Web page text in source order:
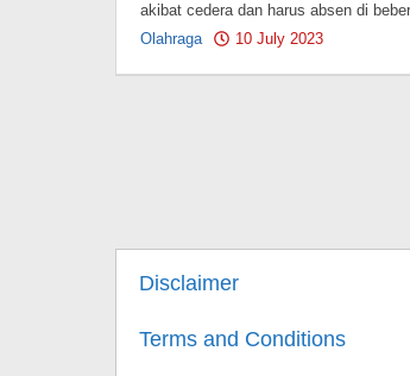
akibat cedera dan harus absen di
Olahraga
10 July 2023
Disclaimer
Terms and Conditions